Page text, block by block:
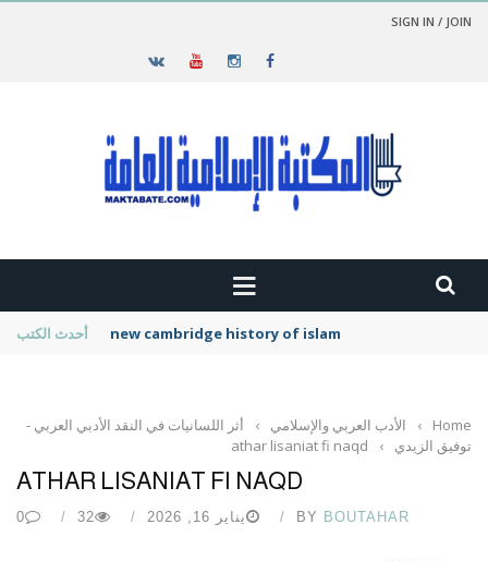
SIGN IN / JOIN
أحدث الكتب new cambridge history of islam
Home
› الأدب العربي والإسلامي ›
أثر اللسانيات في النقد الأدبي العربي -
توفيق الزيدي
›
athar lisaniat fi naqd
ATHAR LISANIAT FI NAQD
BY BOUTAHAR يناير 16, 2026 32
0